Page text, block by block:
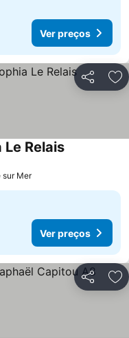
Ver preços
Partilhar
Le Relais
sur Mer
Ver preços
Partilhar